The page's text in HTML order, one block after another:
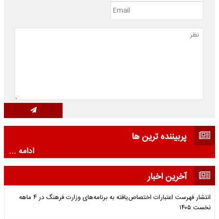
پربیننده ترین ها
ادامه ...
آخرین اخبار
انتشار فهرست اعتبارات اختصاص‌یافته به برنامه‌های وزارت فرهنگ در ۴ ماهه
نخست ۱۴۰۵